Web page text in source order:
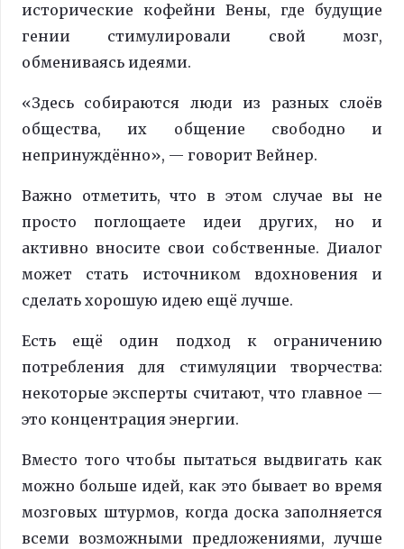
исторические кофейни Вены, где будущие
гении стимулировали свой мозг,
обмениваясь идеями.
«Здесь собираются люди из разных слоёв
общества, их общение свободно и
непринуждённо», — говорит Вейнер.
Важно отметить, что в этом случае вы не
просто поглощаете идеи других, но и
активно вносите свои собственные. Диалог
может стать источником вдохновения и
сделать хорошую идею ещё лучше.
Есть ещё один подход к ограничению
потребления для стимуляции творчества:
некоторые эксперты считают, что главное —
это концентрация энергии.
Вместо того чтобы пытаться выдвигать как
можно больше идей, как это бывает во время
мозговых штурмов, когда доска заполняется
всеми возможными предложениями, лучше